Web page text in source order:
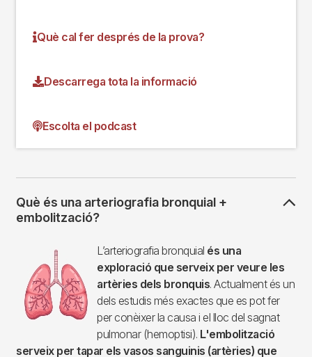
Què cal fer després de la prova?
Descarrega tota la informació
Escolta el podcast
Què és una arteriografia bronquial +
embolització?
L’arteriografia bronquial és una
exploració que serveix per veure les
artèries dels bronquis. Actualment és un
dels estudis més exactes que es pot fer
per conèixer la causa i el lloc del sagnat
pulmonar (hemoptisi). L'embolització
serveix per tapar els vasos sanguinis (artèries) que